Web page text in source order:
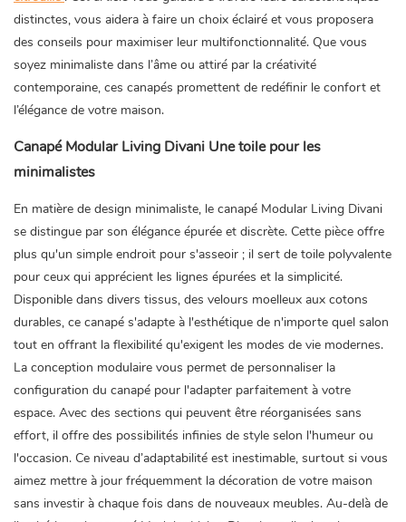
distinctes, vous aidera à faire un choix éclairé et vous proposera
des conseils pour maximiser leur multifonctionnalité. Que vous
soyez minimaliste dans l’âme ou attiré par la créativité
contemporaine, ces canapés promettent de redéfinir le confort et
l’élégance de votre maison.
Canapé Modular Living Divani Une toile pour les
minimalistes
En matière de design minimaliste, le canapé Modular Living Divani
se distingue par son élégance épurée et discrète. Cette pièce offre
plus qu'un simple endroit pour s'asseoir ; il sert de toile polyvalente
pour ceux qui apprécient les lignes épurées et la simplicité.
Disponible dans divers tissus, des velours moelleux aux cotons
durables, ce canapé s'adapte à l'esthétique de n'importe quel salon
tout en offrant la flexibilité qu'exigent les modes de vie modernes.
La conception modulaire vous permet de personnaliser la
configuration du canapé pour l'adapter parfaitement à votre
espace. Avec des sections qui peuvent être réorganisées sans
effort, il offre des possibilités infinies de style selon l'humeur ou
l'occasion. Ce niveau d’adaptabilité est inestimable, surtout si vous
aimez mettre à jour fréquemment la décoration de votre maison
sans investir à chaque fois dans de nouveaux meubles. Au-delà de